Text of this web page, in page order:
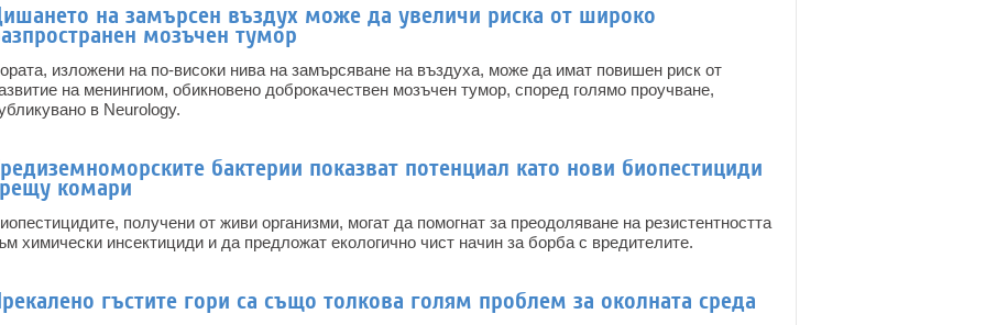
на замърсен въздух може да увеличи риска от широко
мозъчен тумор
изложени на по-високи нива на замърсяване на въздуха, може да имат повишен риск от
на менингиом, обикновено доброкачествен мозъчен тумор, според голямо проучване,
в Neurology.
бактерии показват потенциал като нови биопестициди
комари
получени от живи организми, могат да помогнат за преодоляване на резистентността
химически инсектициди и да предложат екологично чист начин за борба с вредителите.
гъстите гори са също толкова голям проблем за околната среда